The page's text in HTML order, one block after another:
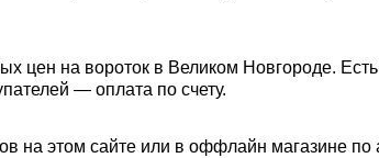
цен на вороток в Великом Новгороде.
— оплата по счету.
на этом сайте или в оффлайн магазине